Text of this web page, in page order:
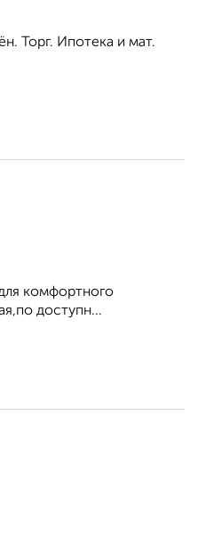
Торг. Ипотека и мат.
комфортного
доступн...